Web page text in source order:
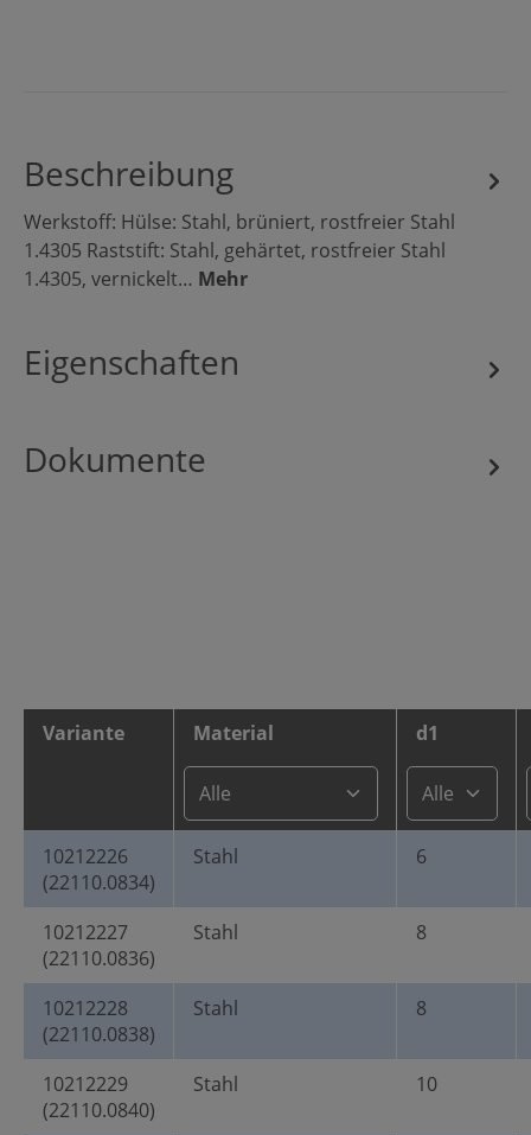
Beschreibung
Werkstoff: Hülse: Stahl, brüniert, rostfreier Stahl
1.4305 Raststift: Stahl, gehärtet, rostfreier Stahl
1.4305, vernickelt… Mehr
Eigenschaften
Dokumente
Variante Material d1
10212226
(22110.0834)
Stahl 6
10212227
(22110.0836)
Stahl 8
10212228
(22110.0838)
Stahl 8
10212229
(22110.0840)
Stahl 10